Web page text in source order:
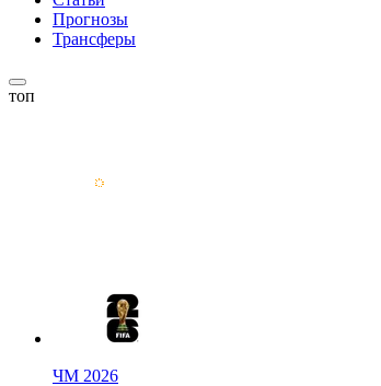
Прогнозы
Трансферы
топ
ЧМ 2026